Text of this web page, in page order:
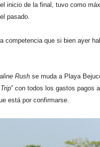
inicio de la final, tuvo como
pasado.
competencia que si bien ayer
Rush se muda a Playa
” con todos los gastos pagos
está por confirmarse.